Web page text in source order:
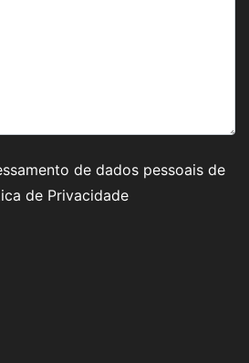
de dados pessoais de
de Privacidade